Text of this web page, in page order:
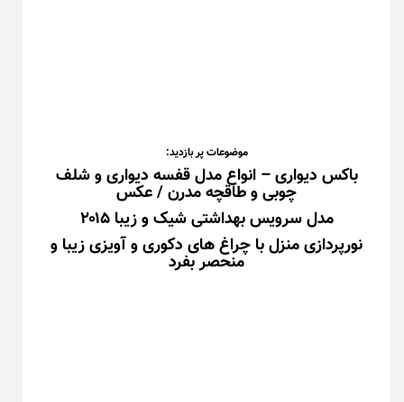
موضوعات پر بازدید:
باکس دیواری – انواع مدل قفسه دیواری و شلف
چوبی و طاقچه مدرن / عکس
مدل سرویس بهداشتی شیک و زیبا ۲۰۱۵
نورپردازی منزل با چراغ های دکوری و آویزی زیبا و
منحصر بفرد